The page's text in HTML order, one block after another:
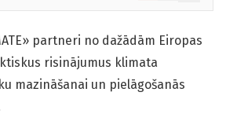
partneri no dažādām Eiropas
risinājumus klimata
mazināšanai un pielāgošanās